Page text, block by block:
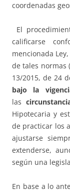
coordenadas
El
calificarse
mencionada
de tales normas
13/2015, de 24
bajo la
las
Hipotecaria y
de practicar los
ajustarse
extenderse,
según una
En base a lo